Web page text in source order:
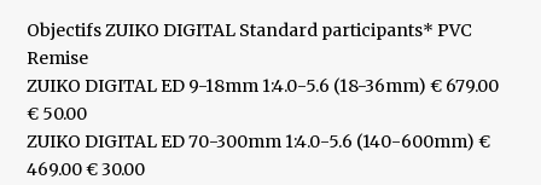
Objectifs ZUIKO DIGITAL Standard participants* PVC
Remise
ZUIKO DIGITAL ED 9-18mm 1:4.0-5.6 (18-36mm) € 679.00
€ 50.00
ZUIKO DIGITAL ED 70-300mm 1:4.0-5.6 (140-600mm) €
469.00 € 30.00